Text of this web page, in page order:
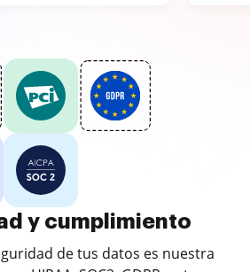
y cumplimiento
de tus datos es nuestra